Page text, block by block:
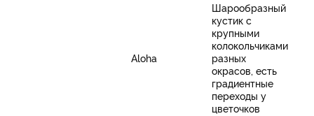
Aloha
Шарообразный
кустик с
крупными
колокольчиками
разных
окрасов, есть
градиентные
переходы у
цветочков